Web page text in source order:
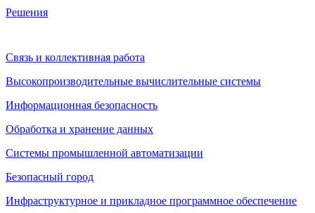
Решения
Связь и коллективная работа
Высокопроизводительные вычислительные системы
Информационная безопасность
Обработка и хранение данных
Системы промышленной автоматизации
Безопасный город
Инфраструктурное и прикладное программное обеспечение